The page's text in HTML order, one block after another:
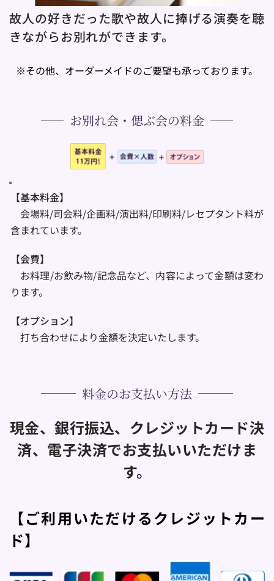
故人の好きだった歌や故人に捧げる演奏を聴
きながらお別れができます。
※その他、オーダーメイドのご要望も承っております。
お別れ会・偲ぶ会の料金
【基本料金】
会場料/司会料/企画料/演出料/印刷料/レセプタント料が
含まれています。
【会費】
お料理/お飲み物/記念品など、内容によって金額は変わ
ります。
【オプション】
打ち合わせにより金額を決定いたします。
料金のお支払い方法
現金、銀行振込、クレジットカード決
済、電子決済でお支払いいただけま
す。
【ご利用いただけるクレジットカー
ド】